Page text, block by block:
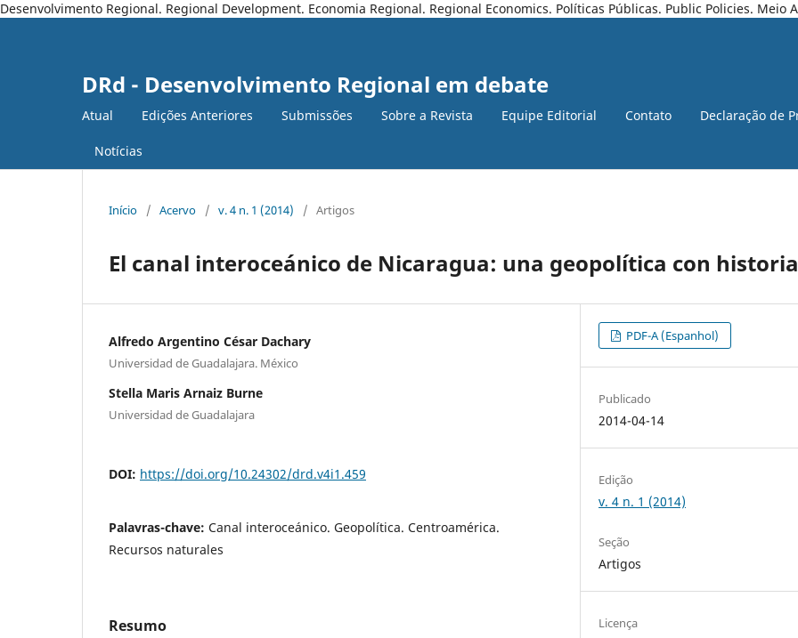
Desenvolvimento Regional. Regional Development. Economia Regional. Regional Economics. Políticas Públicas. Public Policies. Meio
DRd - Desenvolvimento Regional em debate
Atual Edições Anteriores Submissões Sobre a Revista Equipe Editorial Contato Declaração de
Notícias
Início / Acervo / v. 4 n. 1 (2014) / Artigos
El canal interoceánico de Nicaragua: una geopolítica con historia
Alfredo Argentino César Dachary
Universidad de Guadalajara. México
Stella Maris Arnaiz Burne
Universidad de Guadalajara
DOI: https://doi.org/10.24302/drd.v4i1.459
Palavras-chave: Canal interoceánico. Geopolítica. Centroamérica.
Recursos naturales
Resumo
PDF-A (Espanhol)
Publicado
2014-04-14
Edição
v. 4 n. 1 (2014)
Seção
Artigos
Licença